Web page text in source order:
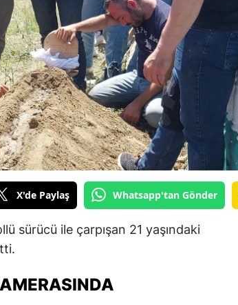
X'de Paylaş Whatsapp'tan Gönder
sürücü ile çarpışan 21 yaşındaki